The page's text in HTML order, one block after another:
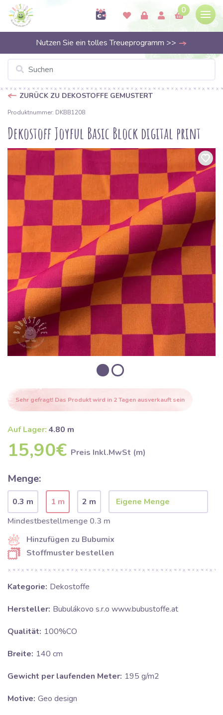
0
Nutzen Sie ein tolles Treueprogramm >>
ZURÜCK ZU DEKOSTOFFE GEMUSTERT
Produktnummer: DKBB1208
Dekostoff Joyful Basic Block digital print
Sehr gefragt! Das Produkt wird in 2 Tagen ausverkauft sein
Auf Lager: 4.80 m
15,90€ Preis Inkl.MwSt (m)
Menge:
0.3 m 1 m
2 m
Mindestbestellmenge 0.3 m
Hinzufügen zu Bubumix
Stoffmuster bestellen
Kategorie: Dekostoffe
Hersteller: Bubulákovo s.r.o www.bubustoffe.at
Qualität: 100%CO
Breite: 140 cm
Gewicht per laufenden Meter: 195 g/m2
Motive: Geo design